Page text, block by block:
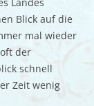
Blick auf die
mal wieder
der
schnell
Zeit wenig